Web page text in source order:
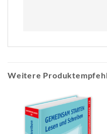
Weitere